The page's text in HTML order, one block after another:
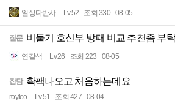
일상다반사 Lv.52 조회 330 08-05
질문 비둘기 호신부 방패 비교 추천좀 부
연갈색 Lv.26 조회 223 08-05
잡담 확팩나오고 처음하는데요
royleo Lv.51 조회 427 08-04